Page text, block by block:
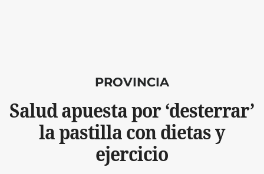
PROVINCIA
Salud apuesta por ‘desterrar’
la pastilla con dietas y
ejercicio